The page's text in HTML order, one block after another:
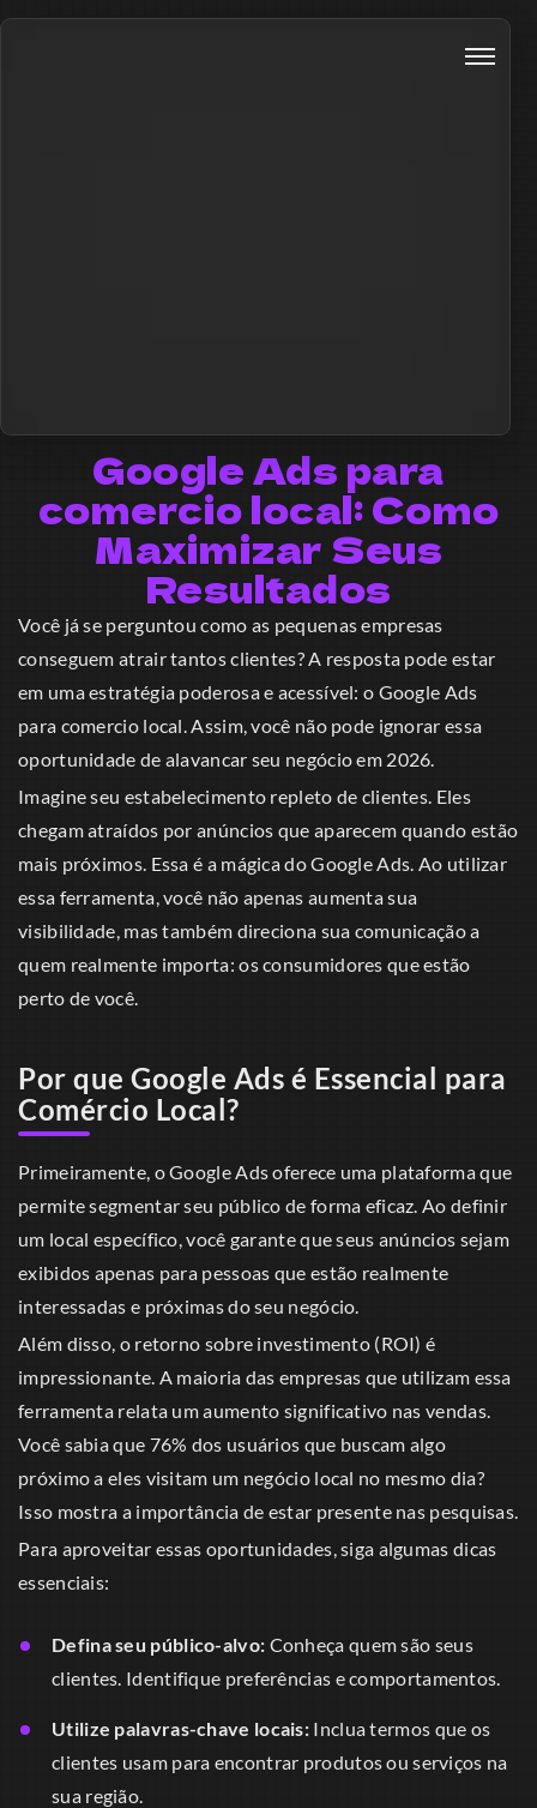
Google Ads para
comercio local: Como
Maximizar Seus
Resultados
Você já se perguntou como as pequenas empresas
conseguem atrair tantos clientes? A resposta pode estar
em uma estratégia poderosa e acessível: o Google Ads
para comercio local. Assim, você não pode ignorar essa
oportunidade de alavancar seu negócio em 2026.
Imagine seu estabelecimento repleto de clientes. Eles
chegam atraídos por anúncios que aparecem quando estão
mais próximos. Essa é a mágica do Google Ads. Ao utilizar
essa ferramenta, você não apenas aumenta sua
visibilidade, mas também direciona sua comunicação a
quem realmente importa: os consumidores que estão
perto de você.
Por que Google Ads é Essencial para
Comércio Local?
Primeiramente, o Google Ads oferece uma plataforma que
permite segmentar seu público de forma eficaz. Ao definir
um local específico, você garante que seus anúncios sejam
exibidos apenas para pessoas que estão realmente
interessadas e próximas do seu negócio.
Além disso, o retorno sobre investimento (ROI) é
impressionante. A maioria das empresas que utilizam essa
ferramenta relata um aumento significativo nas vendas.
Você sabia que 76% dos usuários que buscam algo
próximo a eles visitam um negócio local no mesmo dia?
Isso mostra a importância de estar presente nas pesquisas.
Para aproveitar essas oportunidades, siga algumas dicas
essenciais:
Defina seu público-alvo: Conheça quem são seus
clientes. Identifique preferências e comportamentos.
Utilize palavras-chave locais: Inclua termos que os
clientes usam para encontrar produtos ou serviços na
sua região.